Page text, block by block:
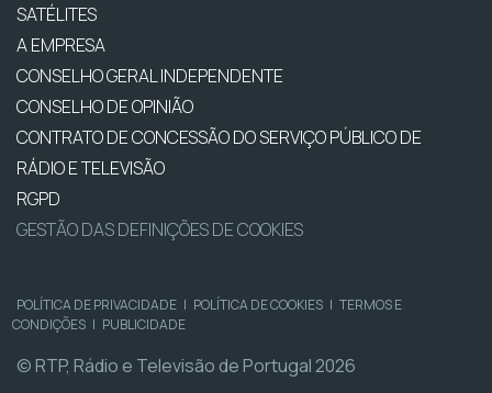
SATÉLITES
A EMPRESA
CONSELHO GERAL INDEPENDENTE
CONSELHO DE OPINIÃO
CONTRATO DE CONCESSÃO DO SERVIÇO PÚBLICO DE
RÁDIO E TELEVISÃO
RGPD
GESTÃO DAS DEFINIÇÕES DE COOKIES
POLÍTICA DE PRIVACIDADE | POLÍTICA DE COOKIES | TERMOS E
CONDIÇÕES | PUBLICIDADE
© RTP, Rádio e Televisão de Portugal 2026